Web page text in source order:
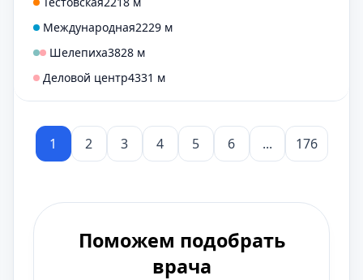
Международная2229 м
Шелепиха3828 м
Деловой центр4331 м
1 2 3 4 5 6 ... 176
Поможем подобрать
врача